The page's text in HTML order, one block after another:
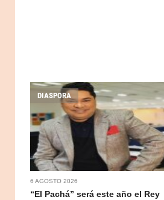
DIASPORA
6 AGOSTO 2026
“El Pachá” será este año el Rey